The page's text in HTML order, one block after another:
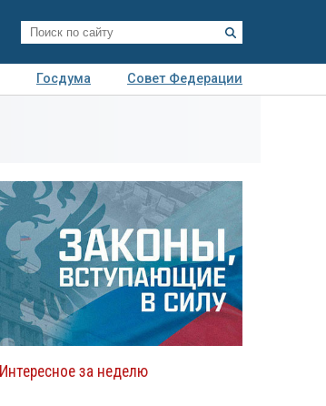
Госдума
Совет Федерации
Интересное за неделю